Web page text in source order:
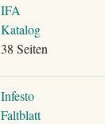
IFA
Katalog
38 Seiten
Infesto
Faltblatt